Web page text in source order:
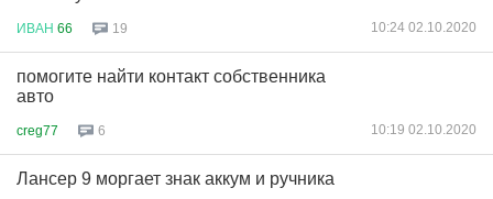
ИВАН 66 19 10:24 02.10.2020
помогите найти контакт собственника
авто
creg77 6 10:19 02.10.2020
Лансер 9 моргает знак аккум и ручника